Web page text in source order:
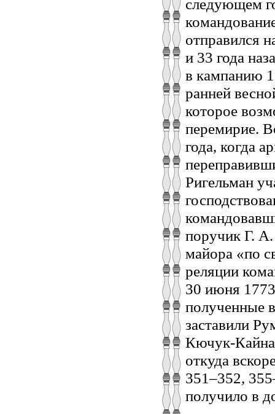
следующем
отправился
и 33 года
в кампанию
ранней
которое
перемирие.
года, когда
Ригельман
поручик Г.
майора «по
реляции
30 июня
полученные
заставили
Кючук-
откуда
351–352,
получило в